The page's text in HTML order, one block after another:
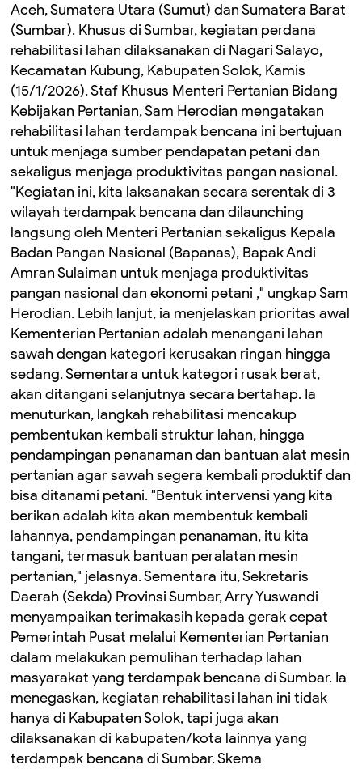
Aceh, Sumatera Utara (Sumut) dan Sumatera Barat
(Sumbar). Khusus di Sumbar, kegiatan perdana
rehabilitasi lahan dilaksanakan di Nagari Salayo,
Kecamatan Kubung, Kabupaten Solok, Kamis
(15/1/2026). Staf Khusus Menteri Pertanian Bidang
Kebijakan Pertanian, Sam Herodian mengatakan
rehabilitasi lahan terdampak bencana ini bertujuan
untuk menjaga sumber pendapatan petani dan
sekaligus menjaga produktivitas pangan nasional.
"Kegiatan ini, kita laksanakan secara serentak di 3
wilayah terdampak bencana dan dilaunching
langsung oleh Menteri Pertanian sekaligus Kepala
Badan Pangan Nasional (Bapanas), Bapak Andi
Amran Sulaiman untuk menjaga produktivitas
pangan nasional dan ekonomi petani ," ungkap Sam
Herodian. Lebih lanjut, ia menjelaskan prioritas awal
Kementerian Pertanian adalah menangani lahan
sawah dengan kategori kerusakan ringan hingga
sedang. Sementara untuk kategori rusak berat,
akan ditangani selanjutnya secara bertahap. Ia
menuturkan, langkah rehabilitasi mencakup
pembentukan kembali struktur lahan, hingga
pendampingan penanaman dan bantuan alat mesin
pertanian agar sawah segera kembali produktif dan
bisa ditanami petani. "Bentuk intervensi yang kita
berikan adalah kita akan membentuk kembali
lahannya, pendampingan penanaman, itu kita
tangani, termasuk bantuan peralatan mesin
pertanian," jelasnya. Sementara itu, Sekretaris
Daerah (Sekda) Provinsi Sumbar, Arry Yuswandi
menyampaikan terimakasih kepada gerak cepat
Pemerintah Pusat melalui Kementerian Pertanian
dalam melakukan pemulihan terhadap lahan
masyarakat yang terdampak bencana di Sumbar. Ia
menegaskan, kegiatan rehabilitasi lahan ini tidak
hanya di Kabupaten Solok, tapi juga akan
dilaksanakan di kabupaten/kota lainnya yang
terdampak bencana di Sumbar. Skema